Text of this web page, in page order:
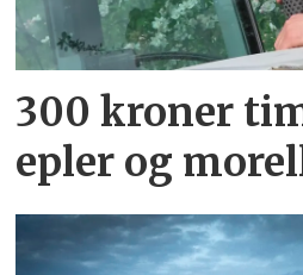
300 kroner
epler og